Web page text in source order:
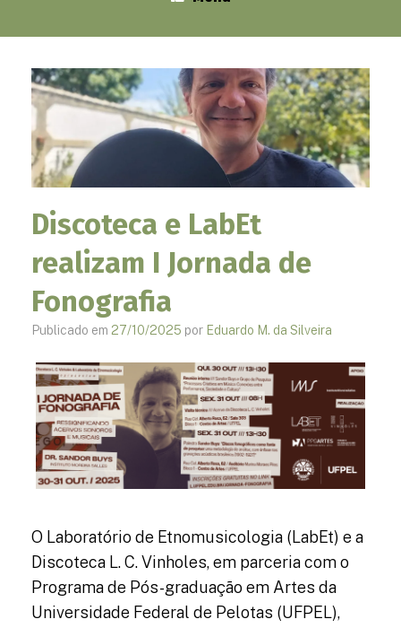
Discoteca e LabEt
realizam I Jornada de
Fonografia
Publicado em 27/10/2025 por Eduardo M. da Silveira
O Laboratório de Etnomusicologia (LabEt) e a
Discoteca L. C. Vinholes, em parceria com o
Programa de Pós-graduação em Artes da
Universidade Federal de Pelotas (UFPEL),